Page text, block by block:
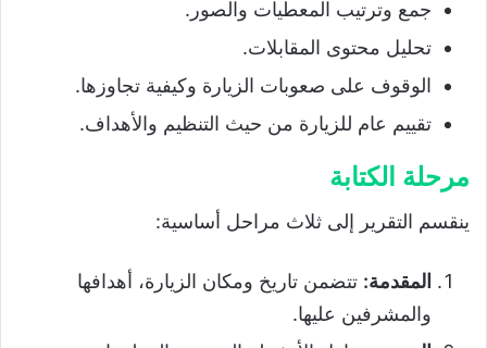
جمع وترتيب المعطيات والصور.
تحليل محتوى المقابلات.
الوقوف على صعوبات الزيارة وكيفية تجاوزها.
تقييم عام للزيارة من حيث التنظيم والأهداف.
مرحلة الكتابة
ينقسم التقرير إلى ثلاث مراحل أساسية:
المقدمة: تتضمن تاريخ ومكان الزيارة، أهدافها
والمشرفين عليها.